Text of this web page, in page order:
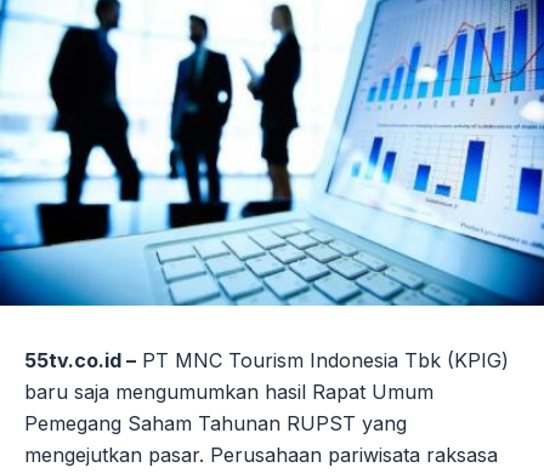
55tv.co.id – PT MNC Tourism Indonesia Tbk (KPIG)
baru saja mengumumkan hasil Rapat Umum
Pemegang Saham Tahunan RUPST yang
mengejutkan pasar. Perusahaan pariwisata raksasa